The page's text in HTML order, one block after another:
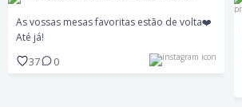
37 0
As vossas mesas favoritas estão de volta❤️
Até já!
37 0